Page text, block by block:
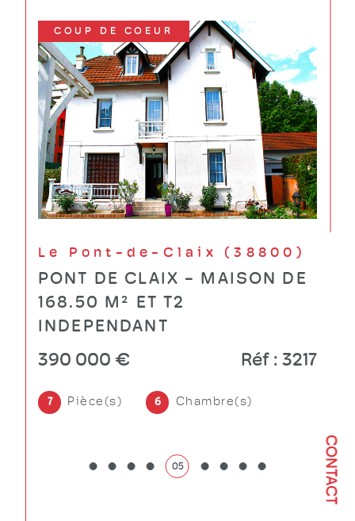
CONTACT
COUP DE COEUR
Le Pont-de-Claix (38800)
PONT DE CLAIX - MAISON DE
168.50 M² ET T2
INDEPENDANT
390 000 € Réf : 3217
7 Pièce(s) 6 Chambre(s)
05